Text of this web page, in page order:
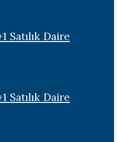
Satılık Daire
Satılık Daire